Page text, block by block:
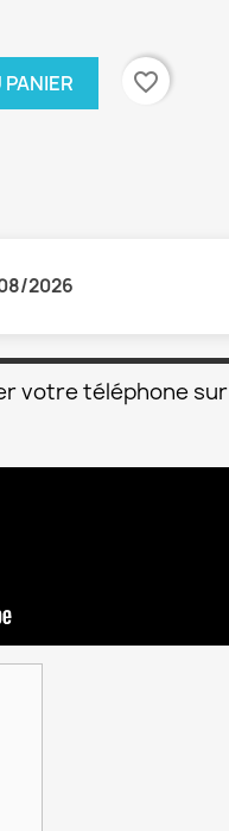
favorite_border
2026
votre téléphone sur